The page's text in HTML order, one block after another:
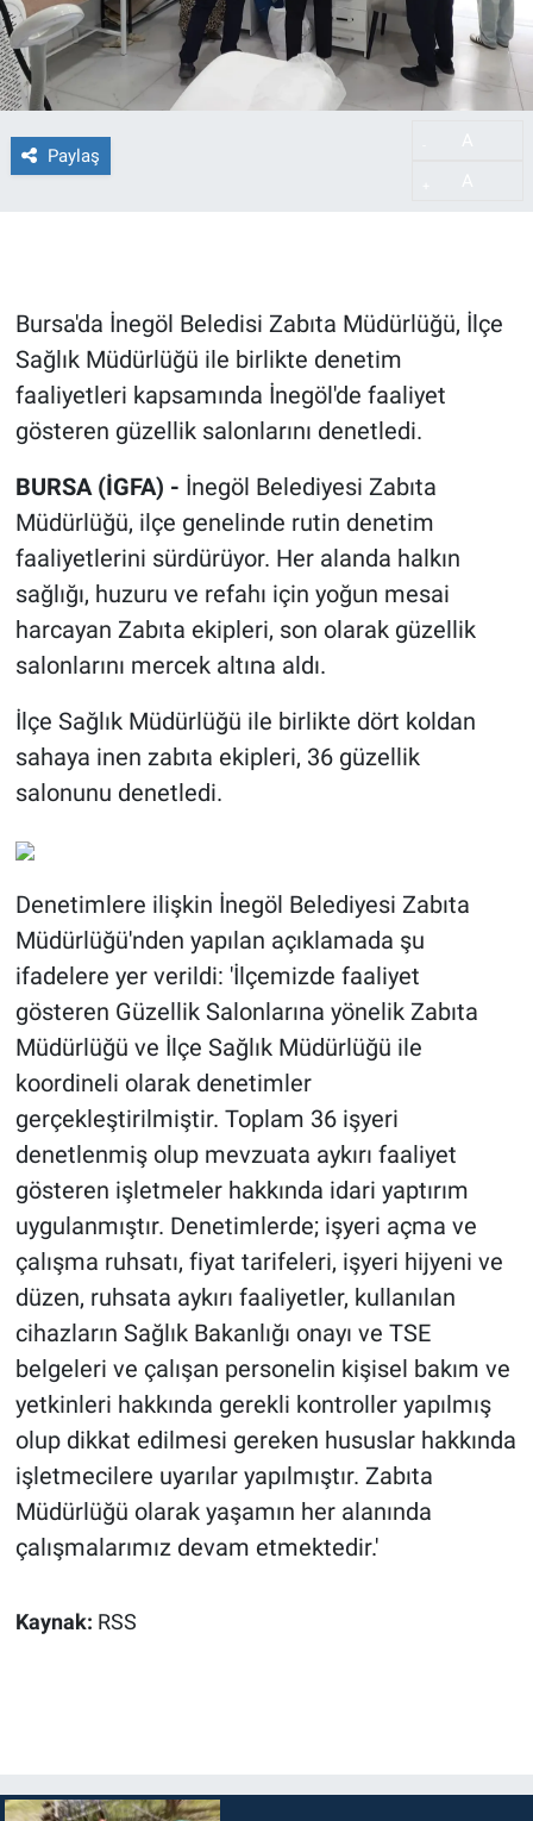
Paylaş
Bursa'da İnegöl Beledisi Zabıta Müdürlüğü, İlçe
Sağlık Müdürlüğü ile birlikte denetim
faaliyetleri kapsamında İnegöl'de faaliyet
gösteren güzellik salonlarını denetledi.
BURSA (İGFA) - İnegöl Belediyesi Zabıta
Müdürlüğü, ilçe genelinde rutin denetim
faaliyetlerini sürdürüyor. Her alanda halkın
sağlığı, huzuru ve refahı için yoğun mesai
harcayan Zabıta ekipleri, son olarak güzellik
salonlarını mercek altına aldı.
İlçe Sağlık Müdürlüğü ile birlikte dört koldan
sahaya inen zabıta ekipleri, 36 güzellik
salonunu denetledi.
Denetimlere ilişkin İnegöl Belediyesi Zabıta
Müdürlüğü'nden yapılan açıklamada şu
ifadelere yer verildi: 'İlçemizde faaliyet
gösteren Güzellik Salonlarına yönelik Zabıta
Müdürlüğü ve İlçe Sağlık Müdürlüğü ile
koordineli olarak denetimler
gerçekleştirilmiştir. Toplam 36 işyeri
denetlenmiş olup mevzuata aykırı faaliyet
gösteren işletmeler hakkında idari yaptırım
uygulanmıştır. Denetimlerde; işyeri açma ve
çalışma ruhsatı, fiyat tarifeleri, işyeri hijyeni ve
düzen, ruhsata aykırı faaliyetler, kullanılan
cihazların Sağlık Bakanlığı onayı ve TSE
belgeleri ve çalışan personelin kişisel bakım ve
yetkinleri hakkında gerekli kontroller yapılmış
olup dikkat edilmesi gereken hususlar hakkında
işletmecilere uyarılar yapılmıştır. Zabıta
Müdürlüğü olarak yaşamın her alanında
çalışmalarımız devam etmektedir.'
Kaynak: RSS